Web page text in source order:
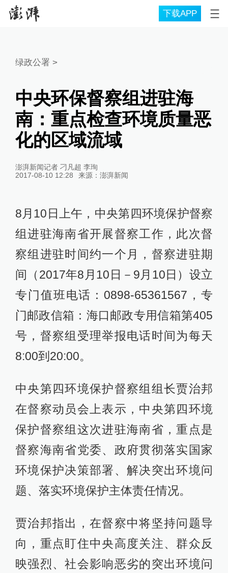
下载APP
绿政公署 >
中央环保督察组进驻海
南：重点检查环境质量恶
化的区域流域
澎湃新闻记者 刁凡超 李珣
2017-08-10 12:28
来源： 澎湃新闻
8月10日上午，中央第四环境保护督察
组进驻海南省开展督察工作，此次督
察组进驻时间约一个月，督察进驻期
间（2017年8月10日－9月10日）设立
专门值班电话：0898-65361567，专
门邮政信箱：海口邮政专用信箱第405
号，督察组受理举报电话时间为每天
8:00到20:00。
中央第四环境保护督察组组长贾治邦
在督察动员会上表示，中央第四环境
保护督察组这次进驻海南省，重点是
督察海南省党委、政府贯彻落实国家
环境保护决策部署、解决突出环境问
题、落实环境保护主体责任情况。
贾治邦指出，在督察中将坚持问题导
向，重点盯住中央高度关注、群众反
映强烈、社会影响恶劣的突出环境问